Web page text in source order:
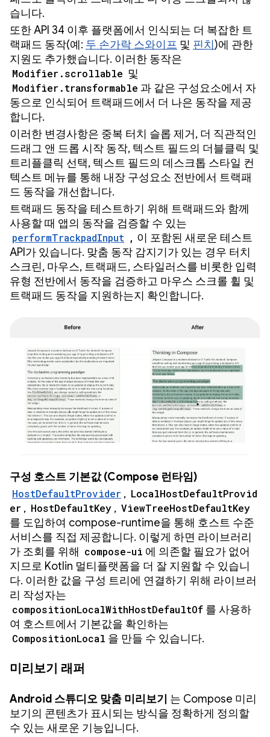
습니다.
또한 API 34 이후 플랫폼에서 인식되는 더 복잡한 트
랙패드 동작(예: 두 손가락 스와이프 및 핀치)에 관한
지원도 추가했습니다. 이러한 동작은
Modifier.scrollable 및
Modifier.transformable 과 같은 구성요소에서 자
동으로 인식되어 트랙패드에서 더 나은 동작을 제공
합니다.
이러한 변경사항은 중복 터치 슬롭 제거, 더 직관적인
드래그 앤 드롭 시작 동작, 텍스트 필드의 더블클릭 및
트리플클릭 선택, 텍스트 필드의 데스크톱 스타일 컨
텍스트 메뉴를 통해 내장 구성요소 전반에서 트랙패
드 동작을 개선합니다.
트랙패드 동작을 테스트하기 위해 트랙패드와 함께
사용할 때 앱의 동작을 검증할 수 있는
performTrackpadInput , 이 포함된 새로운 테스트
API가 있습니다. 맞춤 동작 감지기가 있는 경우 터치
스크린, 마우스, 트랙패드, 스타일러스를 비롯한 입력
유형 전반에서 동작을 검증하고 마우스 스크롤 휠 및
트랙패드 동작을 지원하는지 확인합니다.
구성 호스트 기본값 (Compose 런타임)
HostDefaultProvider , LocalHostDefaultProvid
er , HostDefaultKey , ViewTreeHostDefaultKey
를 도입하여 compose-runtime을 통해 호스트 수준
서비스를 직접 제공합니다. 이렇게 하면 라이브러리
가 조회를 위해 compose-ui 에 의존할 필요가 없어
지므로 Kotlin 멀티플랫폼을 더 잘 지원할 수 있습니
다. 이러한 값을 구성 트리에 연결하기 위해 라이브러
리 작성자는
compositionLocalWithHostDefaultOf 를 사용하
여 호스트에서 기본값을 확인하는
CompositionLocal 을 만들 수 있습니다.
미리보기 래퍼
Android 스튜디오 맞춤 미리보기 는 Compose 미리
보기의 콘텐츠가 표시되는 방식을 정확하게 정의할
수 있는 새로운 기능입니다.